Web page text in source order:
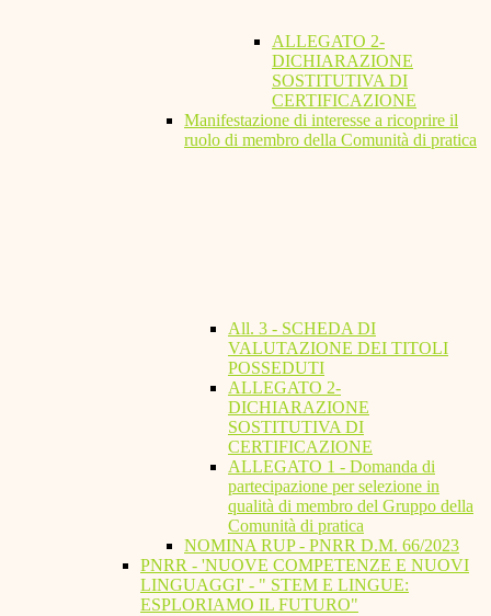
ALLEGATO 2-
DICHIARAZIONE
SOSTITUTIVA DI
CERTIFICAZIONE
Manifestazione di interesse a ricoprire il
ruolo di membro della Comunità di pratica
All. 3 - SCHEDA DI
VALUTAZIONE DEI TITOLI
POSSEDUTI
ALLEGATO 2-
DICHIARAZIONE
SOSTITUTIVA DI
CERTIFICAZIONE
ALLEGATO 1 - Domanda di
partecipazione per selezione in
qualità di membro del Gruppo della
Comunità di pratica
NOMINA RUP - PNRR D.M. 66/2023
PNRR - 'NUOVE COMPETENZE E NUOVI
LINGUAGGI' - " STEM E LINGUE:
ESPLORIAMO IL FUTURO"